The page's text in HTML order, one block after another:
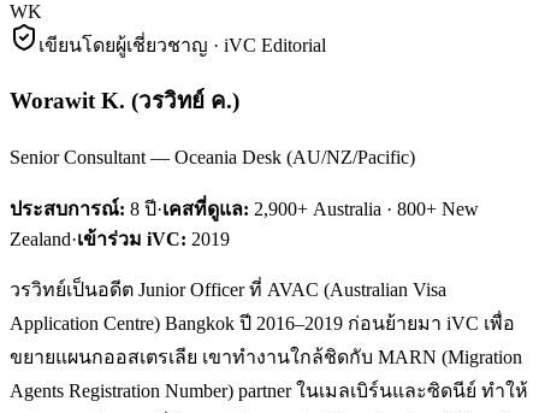
WK
เขียนโดยผู้เชี่ยวชาญ · iVC Editorial
Worawit K. (วรวิทย์ ค.)
Senior Consultant — Oceania Desk (AU/NZ/Pacific)
ประสบการณ์: 8 ปี·เคสที่ดูแล: 2,900+ Australia · 800+ New
Zealand·เข้าร่วม iVC: 2019
วรวิทย์เป็นอดีต Junior Officer ที่ AVAC (Australian Visa
Application Centre) Bangkok ปี 2016–2019 ก่อนย้ายมา iVC เพื่อ
ขยายแผนกออสเตรเลีย เขาทำงานใกล้ชิดกับ MARN (Migration
Agents Registration Number) partner ในเมลเบิร์นและซิดนีย์ ทำให้